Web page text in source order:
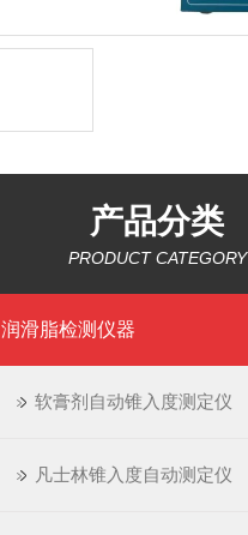
产品分类
PRODUCT CATEGORY
润滑脂检测仪器
软膏剂自动锥入度测定仪
凡士林锥入度自动测定仪